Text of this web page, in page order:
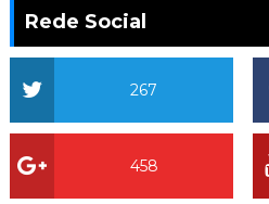
Rede Social
267
458